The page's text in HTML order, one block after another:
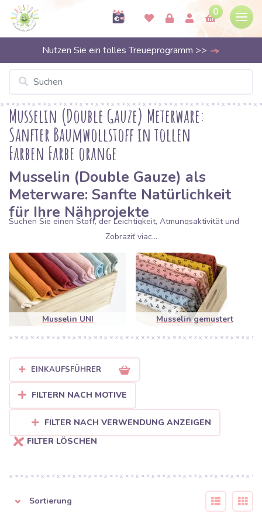
0
Nutzen Sie ein tolles Treueprogramm >>
Musselin (Double Gauze) Meterware:
Sanfter Baumwollstoff in tollen
Farben Farbe orange
Musselin (Double Gauze) als
Meterware: Sanfte Natürlichkeit
für Ihre Nähprojekte
Suchen Sie einen Stoff, der Leichtigkeit, Atmungsaktivität und
einen natürlichen Look vereint?Musselin
Dieser Stoff aus 100% Baumwolle besteht aus zwei Lagen feiner
Gaze, die durch unsichtbare Stiche miteinander verbunden sind.
Das Ergebnis ist ein wunderbar weiches, saugfähiges Material,
das besonders sanft zur Haut ist und sich perfekt für Groß und
Klein eignet.
Warum Sie Musselin von Bubustoffe
Überlegene Atmungsaktivität:
Webart lässt der Stoff die Haut atmen, was besonders an
heißen Sommertagen ein unschätzbarer Vorteil ist.
Natürlicher Crinkle-Look:Musselin muss nicht gebügelt
werden! Nach dem Waschen erhält er seine typische, sanft
strukturierte Optik, die der Kleidung einen stilvollen und
Mit Oeko-Tex Zertifizierung und seiner
Weichheit ist er die beste Wahl für Mullwindeln,
Pucktücher, Schmusetücher oder leichte Sommer-Sets.
Zobraziť viac...
Musselin UNI Musselin gemustert
EINKAUFSFÜHRER
FILTERN NACH MOTIVE
FILTER NACH VERWENDUNG ANZEIGEN
FILTER LÖSCHEN
Sortierung